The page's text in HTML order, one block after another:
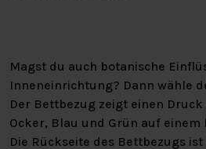
Magst du auch botanische
Inneneinrichtung? Dann wähle
Der Bettbezug zeigt einen
Ocker, Blau und Grün auf
Die Rückseite des Bettbezugs